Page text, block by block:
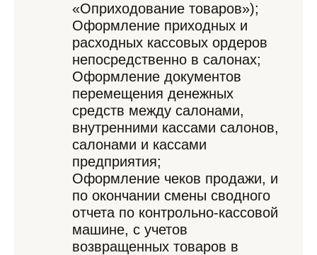
«Оприходование товаров»);
Оформление приходных и
расходных кассовых ордеров
непосредственно в салонах;
Оформление документов
перемещения денежных
средств между салонами,
внутренними кассами салонов,
салонами и кассами
предприятия;
Оформление чеков продажи, и
по окончании смены сводного
отчета по контрольно-кассовой
машине, с учетов
возвращенных товаров в